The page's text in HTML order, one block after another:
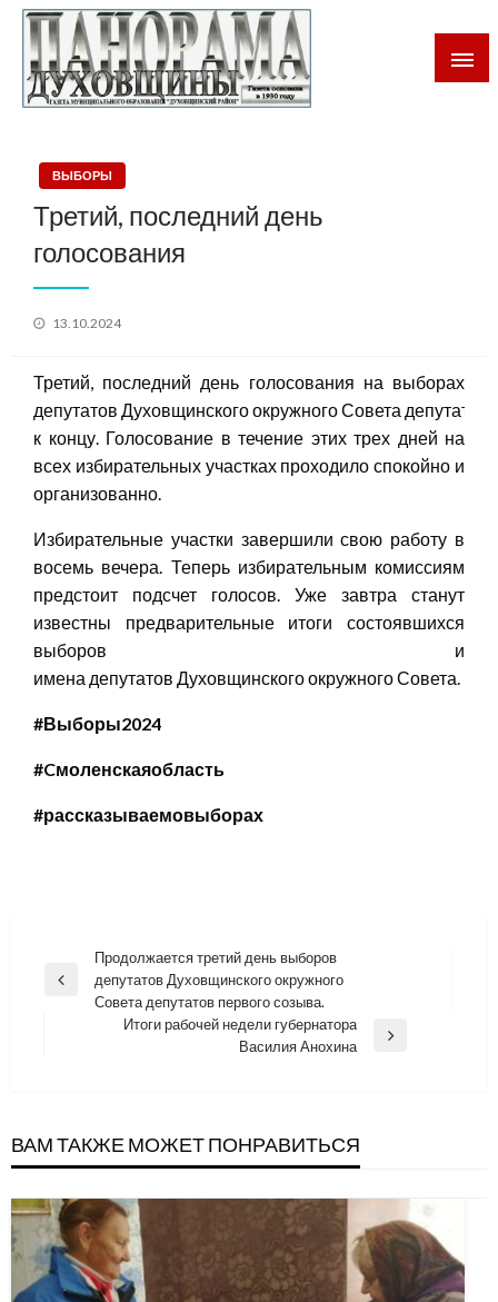
ВЫБОРЫ
Третий, последний день
голосования
Posted
13.10.2024
Третий, последний день голосования на выборах
депутатов Духовщинского окружного Совета
к концу. Голосование в течение этих трех дней на
всех избирательных участках проходило спокойно и
организованно.
Избирательные участки завершили свою работу в
восемь вечера. Теперь избирательным комиссиям
предстоит подсчет голосов. Уже завтра станут
известны предварительные итоги состоявшихся
выборов и
имена депутатов Духовщинского окружного Совета.
#Выборы2024
#Cмоленскаяобласть
#рассказываемовыборах
Навигация
по
записям
Previous
Продолжается третий день выборов
депутатов Духовщинского окружного
Совета депутатов первого созыва.
Итоги рабочей недели губернатора
Василия Анохина
ВАМ ТАКЖЕ МОЖЕТ ПОНРАВИТЬСЯ